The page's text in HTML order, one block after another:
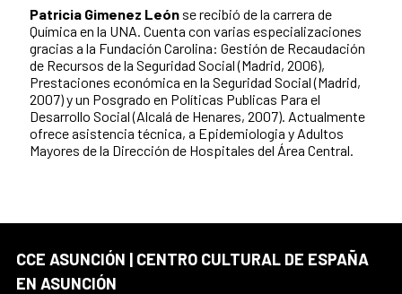
Patricia Gimenez León se recibió de la carrera de
Química en la UNA. Cuenta con varias especializaciones
gracias a la Fundación Carolina: Gestión de Recaudación
de Recursos de la Seguridad Social (Madrid, 2006),
Prestaciones económica en la Seguridad Social (Madrid,
2007) y un Posgrado en Políticas Publicas Para el
Desarrollo Social (Alcalá de Henares, 2007). Actualmente
ofrece asistencia técnica, a Epidemiologia y Adultos
Mayores de la Dirección de Hospitales del Área Central.
CCE ASUNCIÓN | CENTRO CULTURAL DE ESPAÑA
EN ASUNCIÓN